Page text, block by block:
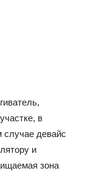
в
девайс
и
зона